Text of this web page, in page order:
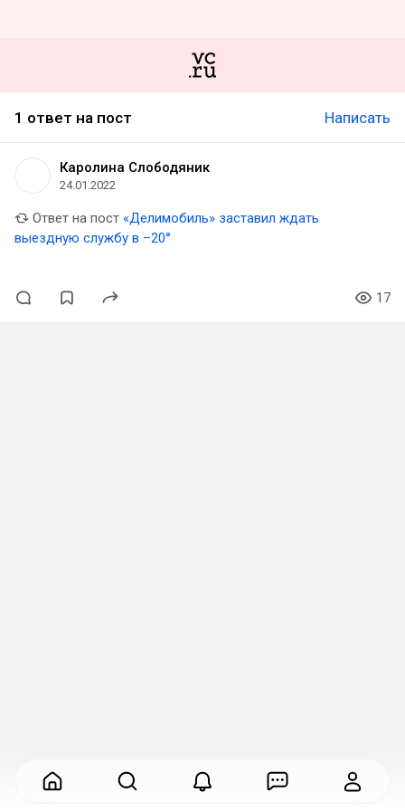
1 ответ на пост Написать
Каролина Слободяник
24.01.2022
Ответ на пост «Делимобиль» заставил ждать
выездную службу в –20°
17